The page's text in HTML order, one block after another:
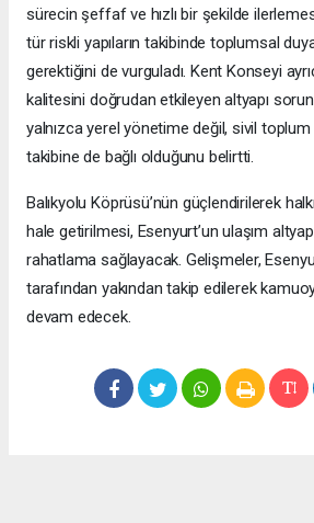
sürecin şeffaf ve hızlı bir şekilde
tür riskli yapıların takibinde toplumsal
gerektiğini de vurguladı. Kent Konseyi
kalitesini doğrudan etkileyen altyapı
yalnızca yerel yönetime değil, sivil toplum
takibine de bağlı olduğunu belirtti.
Balıkyolu Köprüsü’nün güçlendirilerek
hale getirilmesi, Esenyurt’un ulaşım
rahatlama sağlayacak. Gelişmeler,
tarafından yakından takip edilerek
devam edecek.